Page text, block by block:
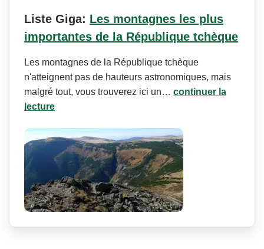
Liste Giga: Les montagnes les plus
importantes de la République tchèque
Les montagnes de la République tchèque
n'atteignent pas de hauteurs astronomiques, mais
malgré tout, vous trouverez ici un… continuer la
lecture